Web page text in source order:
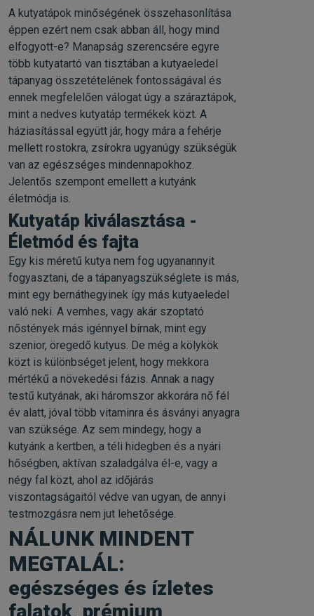
A kutyatápok minőségének összehasonlítása
éppen ezért nem csak abban áll, hogy mind
elfogyott-e? Manapság szerencsére egyre
több kutyatartó van tisztában a kutyaeledel
tápanyag összetételének fontosságával és
ennek megfelelően válogat úgy a száraztápok,
mint a nedves kutyatáp termékek közt. A
háziasítással együtt jár, hogy mára a fehérje
mellett rostokra, zsírokra ugyanúgy szükségük
van az egészséges mindennapokhoz.
Jelentős szempont emellett a kutyánk
életmódja is.
Kutyatáp kiválasztása -
Életmód és fajta
Egy kis méretű kutya nem fog ugyanannyit
fogyasztani, de a tápanyagszükséglete is más,
mint egy bernáthegyinek így más kutyaeledel
való neki. A vemhes, vagy akár szoptató
nőstények más igénnyel bírnak, mint egy
szenior, öregedő kutyus. De még a kölykök
közt is különbséget jelent, hogy mekkora
mértékű a növekedési fázis. Annak a nagy
testű kutyának, aki háromszor akkorára nő fél
év alatt, jóval több vitaminra és ásványi anyagra
van szüksége. Az sem mindegy, hogy a
kutyánk a kertben, a téli hidegben és a nyári
hőségben, aktívan szaladgálva él-e, vagy a
négy fal közt, ahol az időjárás
viszontagságaitól védve van ugyan, de annyi
testmozgásra nem jut lehetősége.
NÁLUNK MINDENT
MEGTALÁL:
egészséges és ízletes
falatok, prémium